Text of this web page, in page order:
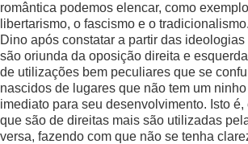
romântica podemos elencar, como
libertarismo, o fascismo e o tradicionalismo.
Dino após constatar a partir das
são oriunda da oposição direita e
de utilizações bem peculiares que se
nascidos de lugares que não tem um
imediato para seu desenvolvimento. Isto
que são de direitas mais são utilizadas
versa, fazendo com que não se tenha